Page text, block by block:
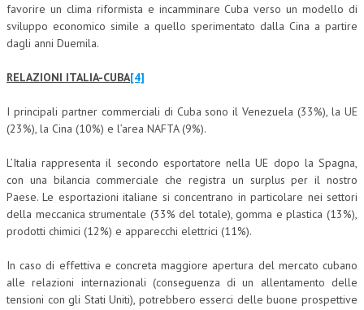
favorire un clima riformista e incamminare Cuba verso un modello di
sviluppo economico simile a quello sperimentato dalla Cina a partire
dagli anni Duemila.
RELAZIONI ITALIA-CUBA[4]
I principali partner commerciali di Cuba sono il Venezuela (33%), la UE
(23%), la Cina (10%) e l’area NAFTA (9%).
L’Italia rappresenta il secondo esportatore nella UE dopo la Spagna,
con una bilancia commerciale che registra un surplus per il nostro
Paese. Le esportazioni italiane si concentrano in particolare nei settori
della meccanica strumentale (33% del totale), gomma e plastica (13%),
prodotti chimici (12%) e apparecchi elettrici (11%).
In caso di effettiva e concreta maggiore apertura del mercato cubano
alle relazioni internazionali (conseguenza di un allentamento delle
tensioni con gli Stati Uniti), potrebbero esserci delle buone prospettive